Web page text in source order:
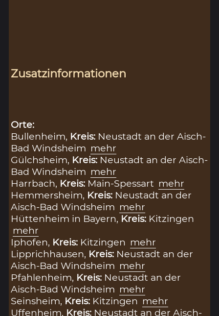
Zusatzinformationen
Orte:
Bullenheim, Kreis: Neustadt an der Aisch-
Bad Windsheim mehr
Gülchsheim, Kreis: Neustadt an der Aisch-
Bad Windsheim mehr
Harrbach, Kreis: Main-Spessart mehr
Hemmersheim, Kreis: Neustadt an der
Aisch-Bad Windsheim mehr
Hüttenheim in Bayern, Kreis: Kitzingen
mehr
Iphofen, Kreis: Kitzingen mehr
Lipprichhausen, Kreis: Neustadt an der
Aisch-Bad Windsheim mehr
Pfahlenheim, Kreis: Neustadt an der
Aisch-Bad Windsheim mehr
Seinsheim, Kreis: Kitzingen mehr
Uffenheim, Kreis: Neustadt an der Aisch-